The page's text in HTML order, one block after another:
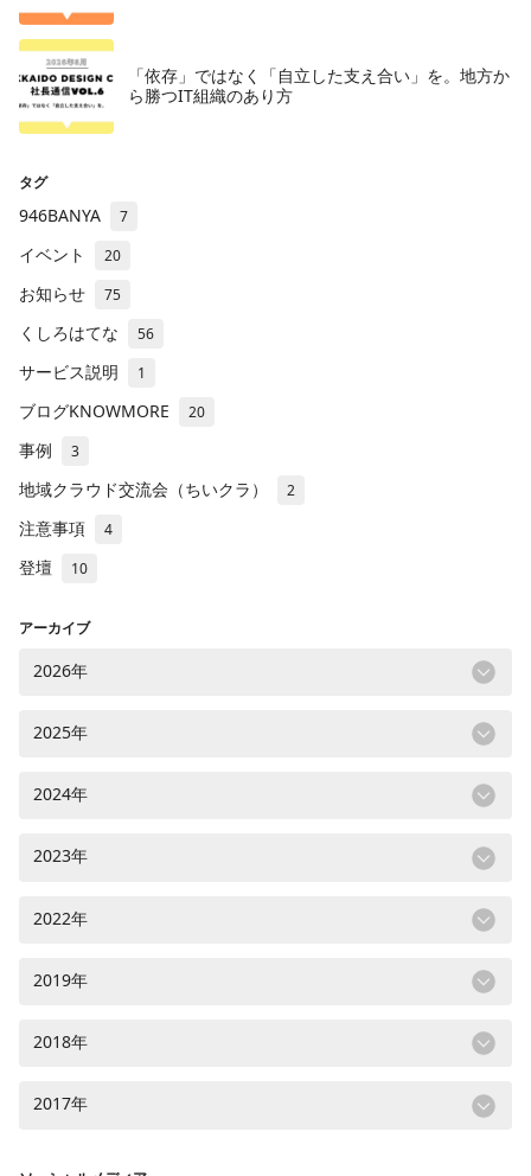
「依存」ではなく「自立した支え合い」を。地方か
ら勝つIT組織のあり方
タグ
946BANYA 7
イベント 20
お知らせ 75
くしろはてな 56
サービス説明 1
ブログKNOWMORE 20
事例 3
地域クラウド交流会（ちいクラ） 2
注意事項 4
登壇 10
アーカイブ
2026年
2025年
2024年
2023年
2022年
2019年
2018年
2017年